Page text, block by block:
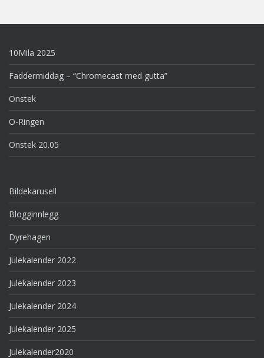
10Mila 2025
Faddermiddag – “Chromecast med gutta”
Onstek
O-Ringen
Onstek 20.05
Bildekarusell
Blogginnlegg
Dyrehagen
Julekalender 2022
Julekalender 2023
Julekalender 2024
Julekalender 2025
Julekalender2020